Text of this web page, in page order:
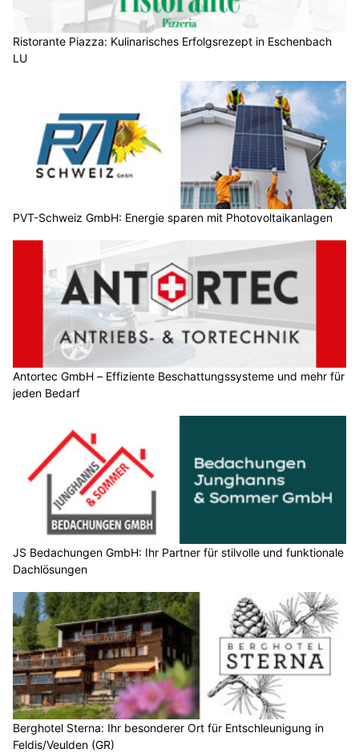
Ristorante Piazza: Kulinarisches Erfolgsrezept in Eschenbach
LU
PVT-Schweiz GmbH: Energie sparen mit Photovoltaikanlagen
Antortec GmbH – Effiziente Beschattungssysteme und mehr für
jeden Bedarf
JS Bedachungen GmbH: Ihr Partner für stilvolle und funktionale
Dachlösungen
Berghotel Sterna: Ihr besonderer Ort für Entschleunigung in
Feldis/Veulden (GR)